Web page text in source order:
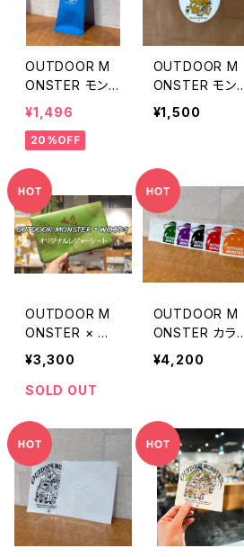
OUTDOOR M
ONSTER モン
スターズ9 オリ
ジナル水筒（フラ
スク）
¥1,496
20%OFF
OUTDOOR M
ONSTER モン
スターズ9 オリ
ジナルキーホル
¥1,500
OUTDOOR M
ONSTER × W
OODS オリジナ
ルレジャーシー
ト
¥3,300
SOLD OUT
OUTDOOR M
ONSTER カラ
ー転写ステッカ
ー（セット販売）
¥4,200